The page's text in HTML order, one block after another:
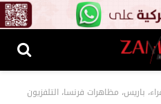
باريس، مظاهرات فرنسا، التلفزيون